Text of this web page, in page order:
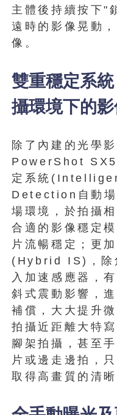
主體後持續按下"
遠時的影像晃動
像。
雙重穩定系
攝環境下的
除了內建的光學
PowerShot
定系統
Detection自動場
場環境，於拍攝
合適的影像穩定
片流暢穩定；更
(Hybrid IS)，除
入加速感應器，
斜式震動影響，
補償，大大提升
拍攝近距離大特
腳架拍攝，甚至
片或邊走邊拍，
取得高畫質的清晰